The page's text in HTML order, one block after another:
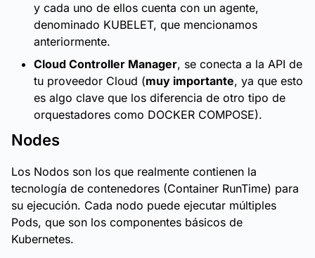
y cada uno de ellos cuenta con un agente,
denominado KUBELET, que mencionamos
anteriormente.
Cloud Controller Manager, se conecta a la API de
tu proveedor Cloud (muy importante, ya que esto
es algo clave que los diferencia de otro tipo de
orquestadores como DOCKER COMPOSE).
Nodes
Los Nodos son los que realmente contienen la
tecnología de contenedores (Container RunTime) para
su ejecución. Cada nodo puede ejecutar múltiples
Pods, que son los componentes básicos de
Kubernetes.